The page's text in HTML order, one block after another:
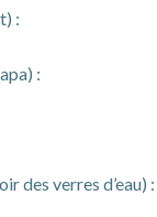
:
:
des verres d’eau) :